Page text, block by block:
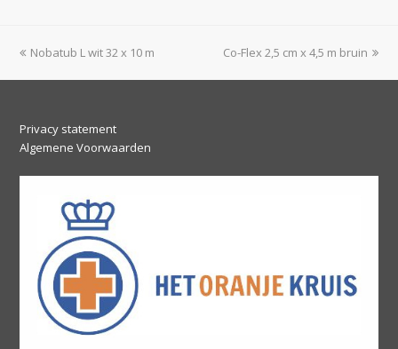
previous
Nobatub L wit 32 x 10 m
next
Co-Flex 2,5 cm x 4,5 m bruin
Privacy statement
Algemene Voorwaarden